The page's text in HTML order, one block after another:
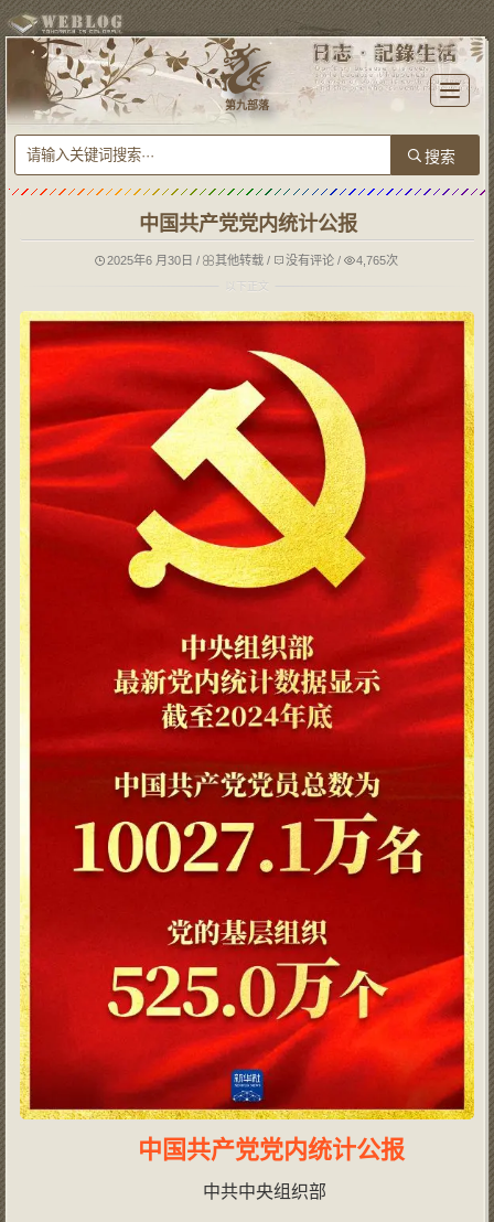
T
o
l
e
n
第九部落
中国共产党党内统计公报
2025年6 月30日/ 其他转载 / 没有评论 / 4,765次
中国共产党党内统计公报
中共中央组织部